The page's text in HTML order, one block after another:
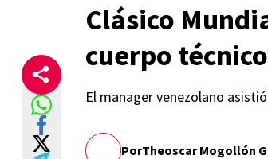
Clásico
cuerpo técnico
El manager venezolano
PorTheoscar Mogollón